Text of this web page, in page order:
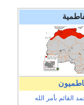
القائم بأمر الله